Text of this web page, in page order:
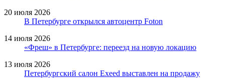
20 июля 2026
В Петербурге открылся автоцентр Foton
14 июля 2026
«Фреш» в Петербурге: переезд на новую локацию
13 июля 2026
Петербургский салон Exeed выставлен на продажу